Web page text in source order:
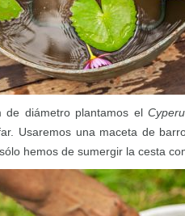
de diámetro plantamos el
Usaremos una maceta de
hemos de sumergir la cesta